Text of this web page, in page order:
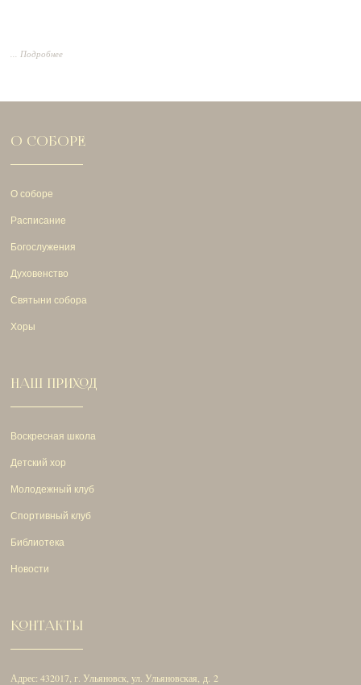
... Подробнее
О СОБОРЕ
О соборе
Расписание
Богослужения
Духовенство
Святыни собора
Хоры
НАШ ПРИХОД
Воскресная школа
Детский хор
Молодежный клуб
Спортивный клуб
Библиотека
Новости
КОНТАКТЫ
Адрес: 432017, г. Ульяновск, ул. Ульяновская, д. 2